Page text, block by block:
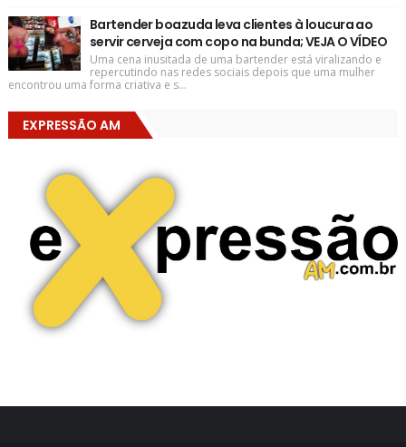
Bartender boazuda leva clientes à loucura ao
servir cerveja com copo na bunda; VEJA O VÍDEO
Uma cena inusitada de uma bartender está viralizando e
repercutindo nas redes sociais depois que uma mulher
encontrou uma forma criativa e s...
EXPRESSÃO AM